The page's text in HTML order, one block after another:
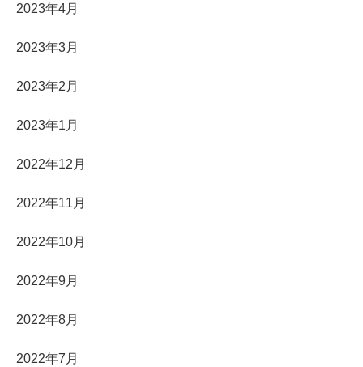
2023年4月
2023年3月
2023年2月
2023年1月
2022年12月
2022年11月
2022年10月
2022年9月
2022年8月
2022年7月